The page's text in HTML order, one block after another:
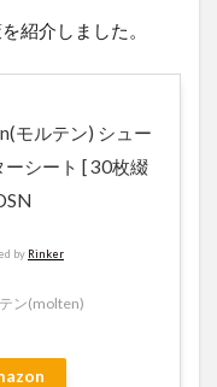
紹介しました。
モルテン) シュー
ーシート [ 30枚綴
by Rinker
ン(molten)